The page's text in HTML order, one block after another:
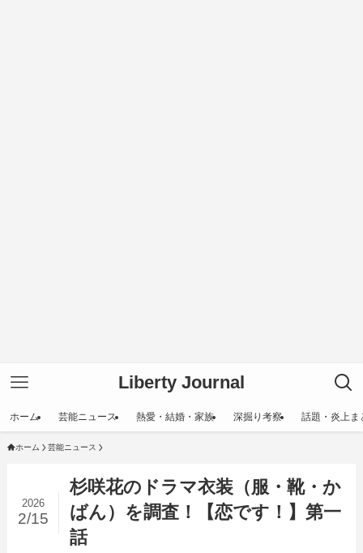
Liberty Journal
ホーム 芸能ニュース 熱愛・結婚・家族 深掘り考察 話題・炎上ま
ホーム 芸能ニュース
杉咲花のドラマ衣装（服・靴・か
ばん）を調査！【恋です！】第一
話
2026
2/15